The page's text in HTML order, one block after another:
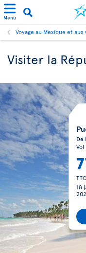
Menu
Voyage au Mexique et aux
Visiter la
De
TTC
18